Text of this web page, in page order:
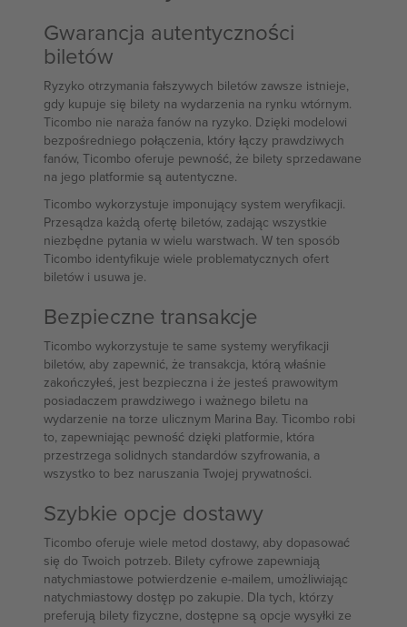
Gwarancja autentyczności
biletów
Ryzyko otrzymania fałszywych biletów zawsze istnieje,
gdy kupuje się bilety na wydarzenia na rynku wtórnym.
Ticombo nie naraża fanów na ryzyko. Dzięki modelowi
bezpośredniego połączenia, który łączy prawdziwych
fanów, Ticombo oferuje pewność, że bilety sprzedawane
na jego platformie są autentyczne.
Ticombo wykorzystuje imponujący system weryfikacji.
Przesądza każdą ofertę biletów, zadając wszystkie
niezbędne pytania w wielu warstwach. W ten sposób
Ticombo identyfikuje wiele problematycznych ofert
biletów i usuwa je.
Bezpieczne transakcje
Ticombo wykorzystuje te same systemy weryfikacji
biletów, aby zapewnić, że transakcja, którą właśnie
zakończyłeś, jest bezpieczna i że jesteś prawowitym
posiadaczem prawdziwego i ważnego biletu na
wydarzenie na torze ulicznym Marina Bay. Ticombo robi
to, zapewniając pewność dzięki platformie, która
przestrzega solidnych standardów szyfrowania, a
wszystko to bez naruszania Twojej prywatności.
Szybkie opcje dostawy
Ticombo oferuje wiele metod dostawy, aby dopasować
się do Twoich potrzeb. Bilety cyfrowe zapewniają
natychmiastowe potwierdzenie e-mailem, umożliwiając
natychmiastowy dostęp po zakupie. Dla tych, którzy
preferują bilety fizyczne, dostępne są opcje wysyłki ze